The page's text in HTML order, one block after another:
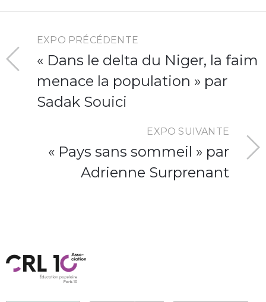
EXPO PRÉCÉDENTE
« Dans le delta du Niger, la faim
menace la population » par
Sadak Souici
EXPO SUIVANTE
« Pays sans sommeil » par
Adrienne Surprenant